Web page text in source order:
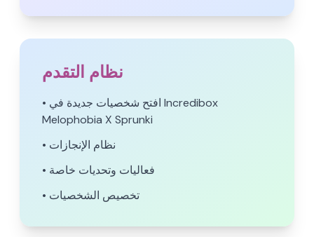
نظام التقدم
• افتح شخصيات جديدة في Incredibox
Melophobia X Sprunki
• نظام الإنجازات
• فعاليات وتحديات خاصة
• تخصيص الشخصيات